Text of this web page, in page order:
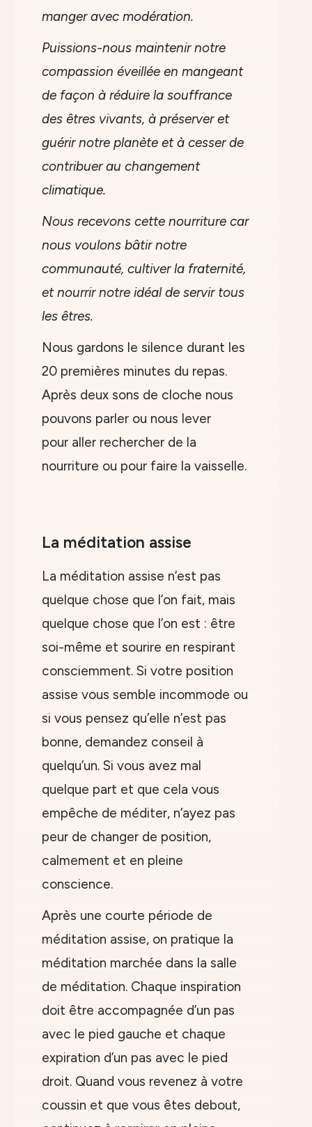
manger avec modération.
Puissions-nous maintenir notre
compassion éveillée en mangeant
de façon à réduire la souffrance
des êtres vivants, à préserver et
guérir notre planète et à cesser de
contribuer au changement
climatique.
Nous recevons cette nourriture car
nous voulons bâtir notre
communauté, cultiver la fraternité,
et nourrir notre idéal de servir tous
les êtres.
Nous gardons le silence durant les
20 premières minutes du repas.
Après deux sons de cloche nous
pouvons parler ou nous lever
pour aller rechercher de la
nourriture ou pour faire la vaisselle.
La méditation assise
La méditation assise n’est pas
quelque chose que l’on fait, mais
quelque chose que l’on est : être
soi-même et sourire en respirant
consciemment. Si votre position
assise vous semble incommode ou
si vous pensez qu’elle n’est pas
bonne, demandez conseil à
quelqu’un. Si vous avez mal
quelque part et que cela vous
empêche de méditer, n’ayez pas
peur de changer de position,
calmement et en pleine
conscience.
Après une courte période de
méditation assise, on pratique la
méditation marchée dans la salle
de méditation. Chaque inspiration
doit être accompagnée d’un pas
avec le pied gauche et chaque
expiration d’un pas avec le pied
droit. Quand vous revenez à votre
coussin et que vous êtes debout,